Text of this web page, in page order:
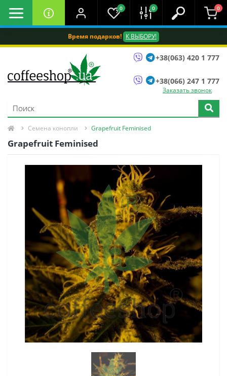
Время подарков! К ВЫБОРУ!
0 0 0
+38(063) 420 1 777
+38(066) 247 1 777
Заказать звонок
Семена конопли Grapefruit Feminised
Grapefruit Feminised